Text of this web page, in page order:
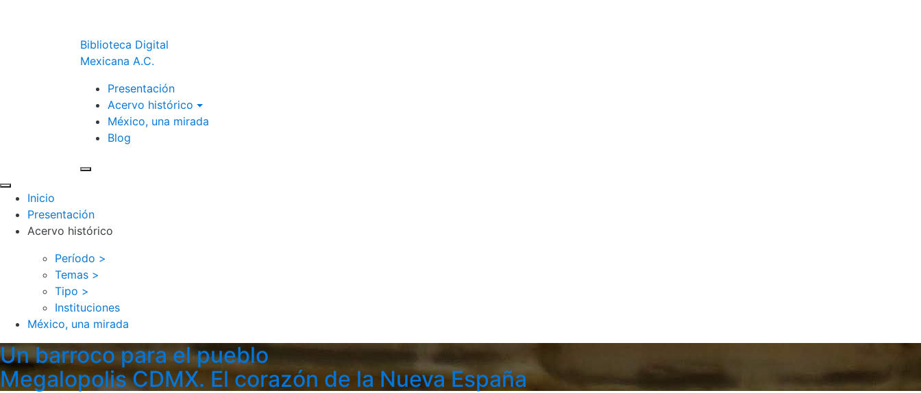
Biblioteca Digital
Mexicana A.C.
Presentación
Acervo histórico
México, una mirada
Blog
Inicio
Presentación
Acervo histórico
Período >
Temas >
Tipo >
Instituciones
México, una mirada
Un barroco para el pueblo
Megalopolis CDMX. El corazón de la Nueva España